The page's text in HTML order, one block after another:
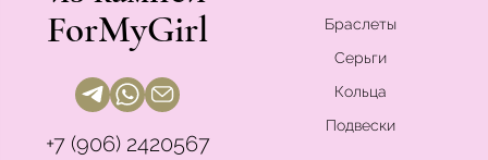
ForMyGirl
+7 (906) 2420567
Браслеты
Серьги
Кольца
Подвески